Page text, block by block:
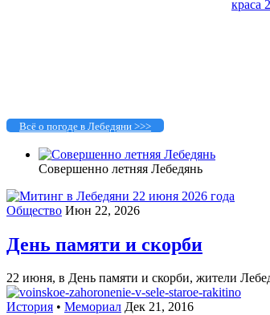
Всё о погоде в Лебедяни >>>
Совершенно летняя Лебедянь
Общество Июн 22, 2026
День памяти и скорби
22 июня, в День памяти и скорби, жители
История • Мемориал Дек 21, 2016